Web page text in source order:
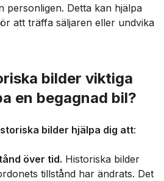
personligen. Detta kan hjälpa
att träffa säljaren eller undvika
bilder viktiga
en begagnad bil?
bilder hjälpa dig att:
över tid. Historiska bilder
tillstånd har ändrats. Det